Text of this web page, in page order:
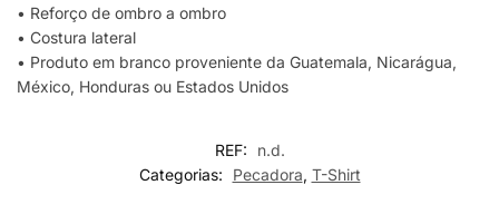
• Reforço de ombro a ombro
• Costura lateral
• Produto em branco proveniente da Guatemala, Nicarágua,
México, Honduras ou Estados Unidos
REF:
n.d.
Categorias:
Pecadora, T-Shirt